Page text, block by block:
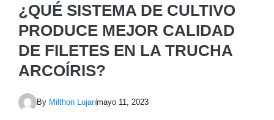
¿QUÉ SISTEMA DE CULTIVO
PRODUCE MEJOR CALIDAD
DE FILETES EN LA TRUCHA
ARCOÍRIS?
By Milthon Lujanmayo 11, 2023